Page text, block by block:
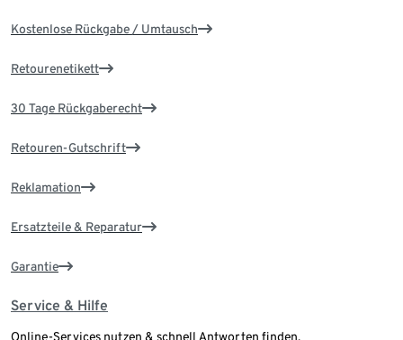
Kostenlose Rückgabe / Umtausch
Retourenetikett
30 Tage Rückgaberecht
Retouren-Gutschrift
Reklamation
Ersatzteile & Reparatur
Garantie
Service & Hilfe
Online-Services nutzen & schnell Antworten finden.